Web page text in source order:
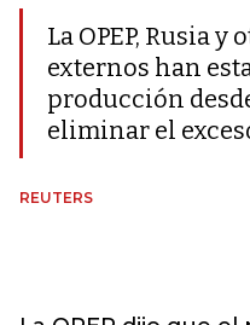
La OPEP, Rusia
externos han
producción
eliminar el
REUTERS